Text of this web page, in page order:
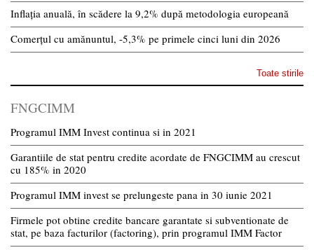
Inflația anuală, în scădere la 9,2% după metodologia europeană
Comerțul cu amănuntul, -5,3% pe primele cinci luni din 2026
Toate stirile
FNGCIMM
Programul IMM Invest continua si in 2021
Garantiile de stat pentru credite acordate de FNGCIMM au crescut
cu 185% in 2020
Programul IMM invest se prelungeste pana in 30 iunie 2021
Firmele pot obtine credite bancare garantate si subventionate de
stat, pe baza facturilor (factoring), prin programul IMM Factor